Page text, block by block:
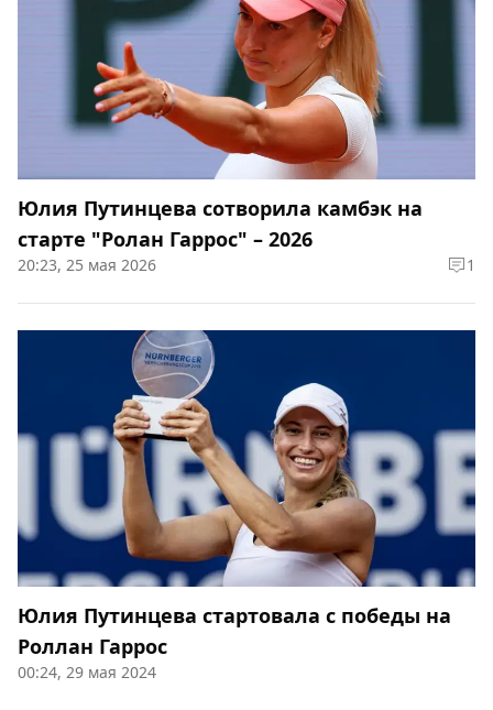
Юлия Путинцева сотворила камбэк на
старте "Ролан Гаррос" – 2026
20:23, 25 мая 2026 1
Юлия Путинцева стартовала с победы на
Роллан Гаррос
00:24, 29 мая 2024